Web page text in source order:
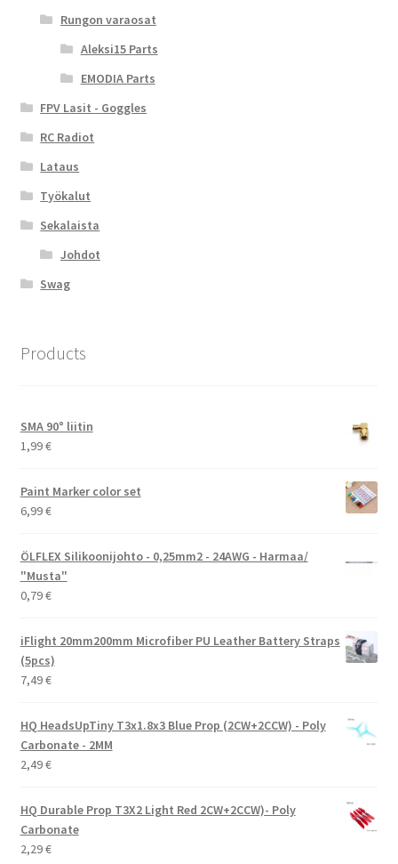
Rungon varaosat
Aleksi15 Parts
EMODIA Parts
FPV Lasit - Goggles
RC Radiot
Lataus
Työkalut
Sekalaista
Johdot
Swag
Products
SMA 90° liitin
1,99€
Paint Marker color set
6,99€
ÖLFLEX Silikoonijohto - 0,25mm2 - 24AWG - Harmaa/
"Musta"
0,79€
iFlight 20mm200mm Microfiber PU Leather Battery Straps
(5pcs)
7,49€
HQ HeadsUpTiny T3x1.8x3 Blue Prop (2CW+2CCW) - Poly
Carbonate - 2MM
2,49€
HQ Durable Prop T3X2 Light Red 2CW+2CCW)- Poly
Carbonate
2,29€